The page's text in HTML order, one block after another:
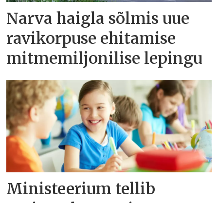
Narva haigla sõlmis uue
ravikorpuse ehitamise
mitmemiljonilise lepingu
Ministeerium tellib